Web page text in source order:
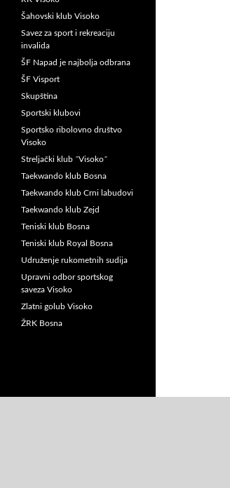
Šahovski klub Visoko
Savez za sport i rekreaciju
invalida
ŠF Napad je najbolja odbrana
ŠF Visport
Skupština
Sportski klubovi
Sportsko ribolovno društvo
Visoko
Streljački klub ˝Visoko˝
Taekwando klub Bosna
Taekwando klub Crni labudovi
Taekwando klub Zejd
Teniski klub Bosna
Teniski klub Royal Bosna
Udruženje rukometnih sudija
Upravni odbor sportskog
saveza Visoko
Zlatni golub Visoko
ŽRK Bosna